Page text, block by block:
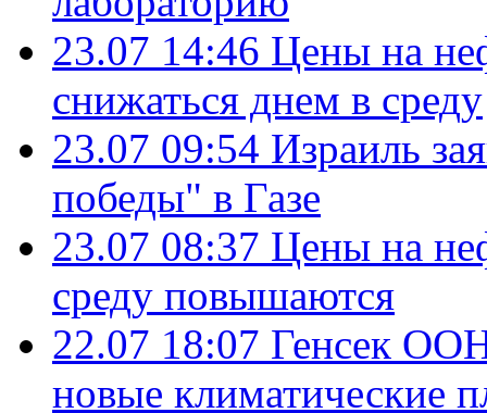
23.07 14:46 Цены на
снижаться днем в среду
23.07 09:54 Израиль
победы" в Газе
23.07 08:37 Цены на
среду повышаются
22.07 18:07 Генсек ООН
новые климатические